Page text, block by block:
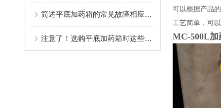
简述平底加药箱的常见故障相应解决方法
注意了！选购平底加药箱时这些关键因素要多多考虑
可以根据产品
工艺简单，可
MC-500L加